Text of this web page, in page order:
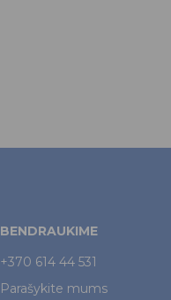
BENDRAUKIME
+370 614 44 531
Parašykite mums